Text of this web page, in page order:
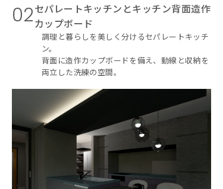
02セパレートキッチンとキッチン背面造作
カップボード
調理と暮らしを美しく分けるセパレートキッチ
ン。
背面に造作カップボードを備え、動線と収納を
両立した洗練の空間。